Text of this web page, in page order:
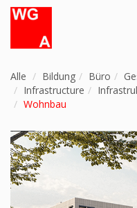
Alle Bildung Büro
Infrastructure
Wohnbau